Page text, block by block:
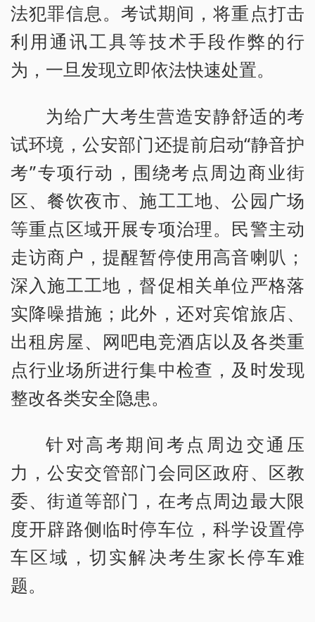
法犯罪信息。考试期间，将重点打击
利用通讯工具等技术手段作弊的行
为，一旦发现立即依法快速处置。
为给广大考生营造安静舒适的考
试环境，公安部门还提前启动“静音护
考”专项行动，围绕考点周边商业街
区、餐饮夜市、施工工地、公园广场
等重点区域开展专项治理。民警主动
走访商户，提醒暂停使用高音喇叭；
深入施工工地，督促相关单位严格落
实降噪措施；此外，还对宾馆旅店、
出租房屋、网吧电竞酒店以及各类重
点行业场所进行集中检查，及时发现
整改各类安全隐患。
针对高考期间考点周边交通压
力，公安交管部门会同区政府、区教
委、街道等部门，在考点周边最大限
度开辟路侧临时停车位，科学设置停
车区域，切实解决考生家长停车难
题。